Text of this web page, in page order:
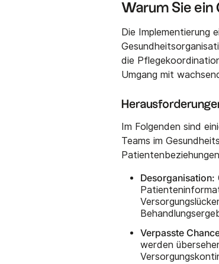
Warum Sie
Die Implementierung
die
Umgang mit
Im Folgenden sind
Teams im
Desorganisation:
Verpasste
werden